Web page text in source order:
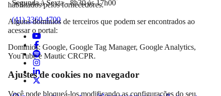
Segunda à Sexta - 8h30 às 17h00
(41) 3360-4700
habilitados pelos fornecedores.
Alguns domínios de terceiros que podem ser encontrados ao
acessar o portal:
Domínios: Google, Google Tag Manager, Google Analytics,
YouTube e Mautic CRCPR.
Ajustes de cookies no navegador
Você pode bloqueá-los modificando as configurações do seu